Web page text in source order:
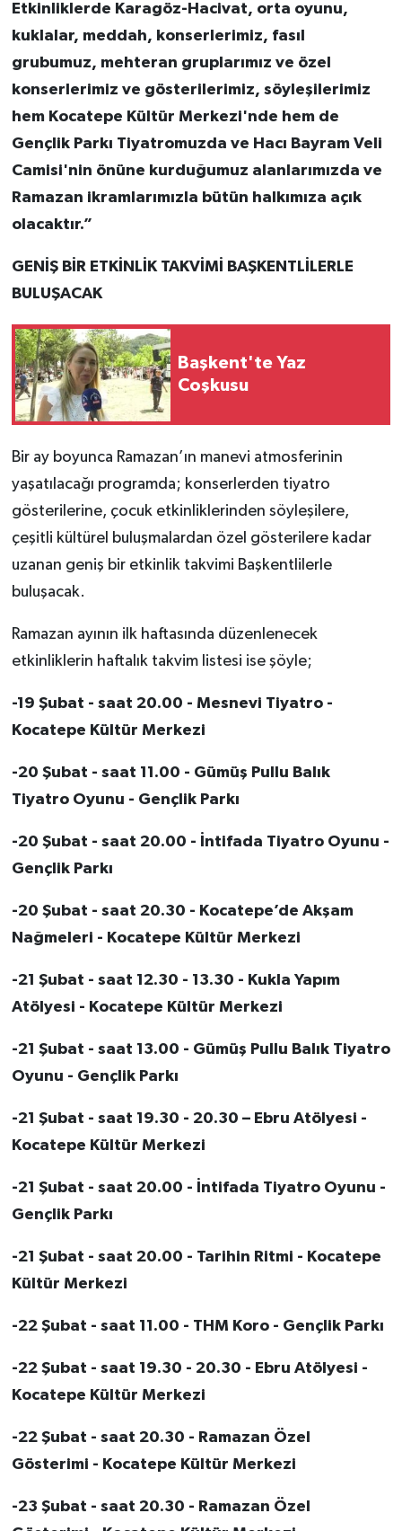
Etkinliklerde Karagöz-Hacivat, orta oyunu,
kuklalar, meddah, konserlerimiz, fasıl
grubumuz, mehteran gruplarımız ve özel
konserlerimiz ve gösterilerimiz, söyleşilerimiz
hem Kocatepe Kültür Merkezi'nde hem de
Gençlik Parkı Tiyatromuzda ve Hacı Bayram Veli
Camisi'nin önüne kurduğumuz alanlarımızda ve
Ramazan ikramlarımızla bütün halkımıza açık
olacaktır.”
GENİŞ BİR ETKİNLİK TAKVİMİ BAŞKENTLİLERLE
BULUŞACAK
Başkent'te Yaz
Coşkusu
Bir ay boyunca Ramazan’ın manevi atmosferinin
yaşatılacağı programda; konserlerden tiyatro
gösterilerine, çocuk etkinliklerinden söyleşilere,
çeşitli kültürel buluşmalardan özel gösterilere kadar
uzanan geniş bir etkinlik takvimi Başkentlilerle
buluşacak.
Ramazan ayının ilk haftasında düzenlenecek
etkinliklerin haftalık takvim listesi ise şöyle;
-19 Şubat - saat 20.00 - Mesnevi Tiyatro -
Kocatepe Kültür Merkezi
-20 Şubat - saat 11.00 - Gümüş Pullu Balık
Tiyatro Oyunu - Gençlik Parkı
-20 Şubat - saat 20.00 - İntifada Tiyatro Oyunu -
Gençlik Parkı
-20 Şubat - saat 20.30 - Kocatepe’de Akşam
Nağmeleri - Kocatepe Kültür Merkezi
-21 Şubat - saat 12.30 - 13.30 - Kukla Yapım
Atölyesi - Kocatepe Kültür Merkezi
-21 Şubat - saat 13.00 - Gümüş Pullu Balık Tiyatro
Oyunu - Gençlik Parkı
-21 Şubat - saat 19.30 - 20.30 – Ebru Atölyesi -
Kocatepe Kültür Merkezi
-21 Şubat - saat 20.00 - İntifada Tiyatro Oyunu -
Gençlik Parkı
-21 Şubat - saat 20.00 - Tarihin Ritmi - Kocatepe
Kültür Merkezi
-22 Şubat - saat 11.00 - THM Koro - Gençlik Parkı
-22 Şubat - saat 19.30 - 20.30 - Ebru Atölyesi -
Kocatepe Kültür Merkezi
-22 Şubat - saat 20.30 - Ramazan Özel
Gösterimi - Kocatepe Kültür Merkezi
-23 Şubat - saat 20.30 - Ramazan Özel